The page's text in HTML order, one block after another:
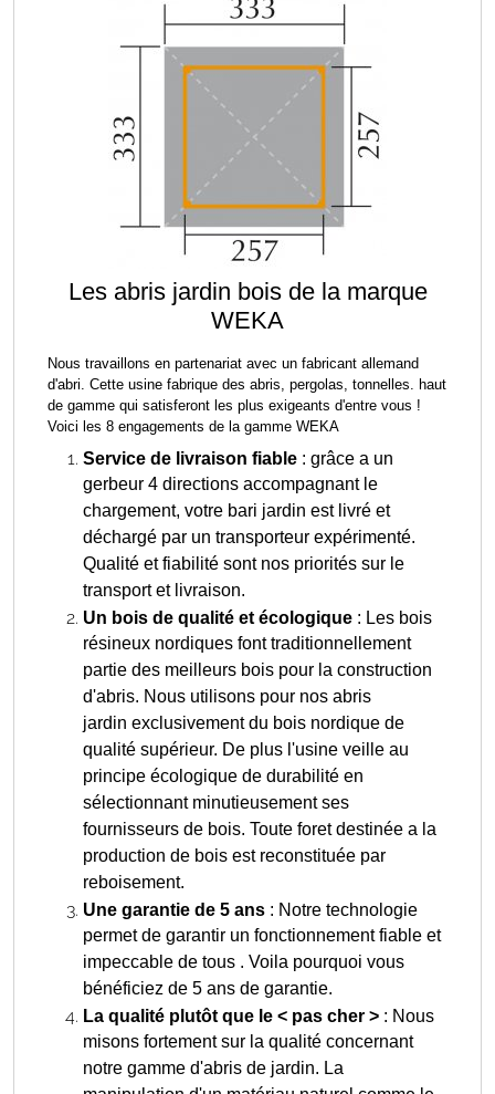
Les abris jardin bois de la marque
WEKA
Nous travaillons en partenariat avec un fabricant allemand
d'abri. Cette usine fabrique des abris, pergolas, tonnelles. haut
de gamme qui satisferont les plus exigeants d'entre vous !
Voici les 8 engagements de la gamme WEKA
Service de livraison fiable : grâce a un
gerbeur 4 directions accompagnant le
chargement, votre bari jardin est livré et
déchargé par un transporteur expérimenté.
Qualité et fiabilité sont nos priorités sur le
transport et livraison.
Un bois de qualité et écologique : Les bois
résineux nordiques font traditionnellement
partie des meilleurs bois pour la construction
d'abris. Nous utilisons pour nos abris
jardin exclusivement du bois nordique de
qualité supérieur. De plus l'usine veille au
principe écologique de durabilité en
sélectionnant minutieusement ses
fournisseurs de bois. Toute foret destinée a la
production de bois est reconstituée par
reboisement.
Une garantie de 5 ans : Notre technologie
permet de garantir un fonctionnement fiable et
impeccable de tous . Voila pourquoi vous
bénéficiez de 5 ans de garantie.
La qualité plutôt que le < pas cher > : Nous
misons fortement sur la qualité concernant
notre gamme d'abris de jardin. La